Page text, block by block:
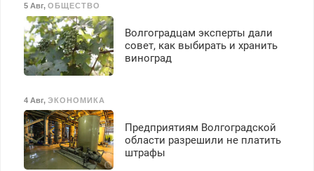
5 Авг, ОБЩЕСТВО
Волгоградцам эксперты дали
совет, как выбирать и хранить
виноград
4 Авг, ЭКОНОМИКА
Предприятиям Волгоградской
области разрешили не платить
штрафы